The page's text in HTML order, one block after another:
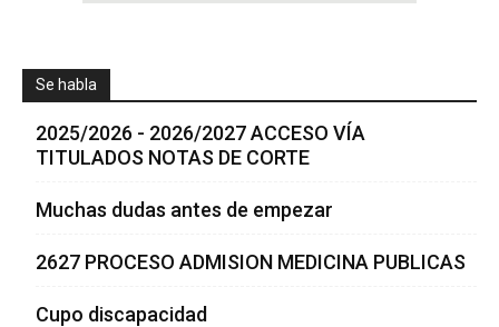
Se habla
2025/2026 - 2026/2027 ACCESO VÍA
TITULADOS NOTAS DE CORTE
Muchas dudas antes de empezar
2627 PROCESO ADMISION MEDICINA PUBLICAS
Cupo discapacidad